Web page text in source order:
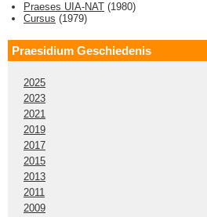
Praeses UIA-NAT (1980)
Cursus (1979)
Praesidium Geschiedenis
2025
2023
2021
2019
2017
2015
2013
2011
2009